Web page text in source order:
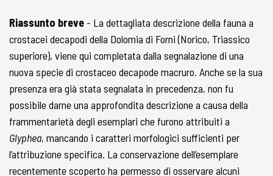
Riassunto breve - La dettagliata descrizione della fauna a
crostacei decapodi della Dolomia di Forni (Norico, Triassico
superiore), viene qui completata dalla segnalazione di una
nuova specie di crostaceo decapode macruro. Anche se la sua
presenza era già stata segnalata in precedenza, non fu
possibile darne una approfondita descrizione a causa della
frammentarietà degli esemplari che furono attribuiti a
Glyphea, mancando i caratteri morfologici sufficienti per
l’attribuzione specifica. La conservazione dell’esemplare
recentemente scoperto ha permesso di osservare alcuni